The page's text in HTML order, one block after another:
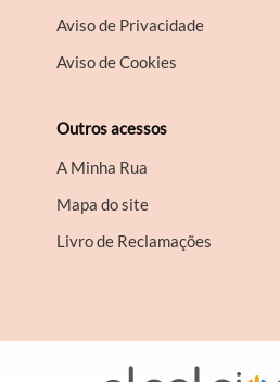
Aviso de Privacidade
Aviso de Cookies
Outros acessos
A Minha Rua
Mapa do site
Livro de Reclamações